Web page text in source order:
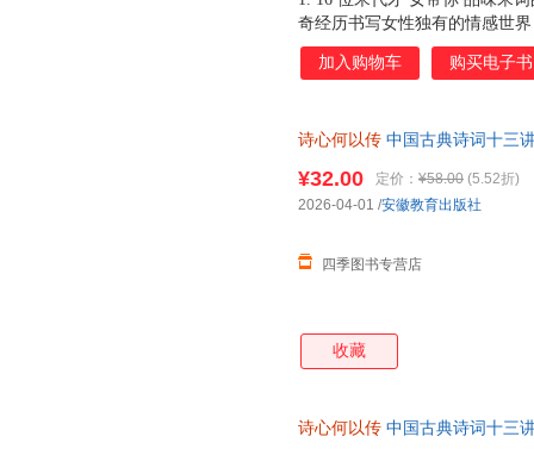
奇经历书写女性独有的情感世
容。 2. 若有诗书藏在心，岁月
娘等在时光中盛开的女子的笔
流传千古的名篇佳句，永驻人
活着的人。
加入购物车 购买电子书
诗心何以传 中国古典诗词十三
¥32.00 定价： ¥58.00 (5.52折)
四季图书专营店
2026-04-01 /安徽教育出版社
收藏
诗心何以传 中国古典诗词十三